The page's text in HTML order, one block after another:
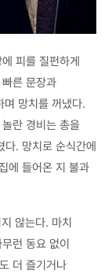
피를 질펀하게
른 문장과
며 망치를 꺼냈다.
란 경비는 총을
. 망치로 순식간에
에 들어온 지 불과
않는다. 마치
런 동요 없이
더 즐기거나